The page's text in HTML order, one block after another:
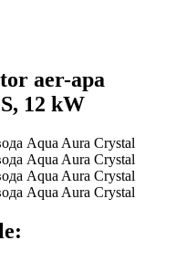
aer-apa
12 kW